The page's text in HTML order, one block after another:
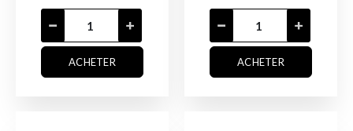
ACHETER ACHETER